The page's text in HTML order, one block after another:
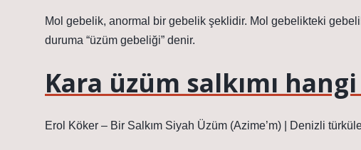
Mol gebelik, anormal bir gebelik şeklidir. Mol gebelikteki
duruma “üzüm gebeliği” denir.
Kara üzüm salkımı
Erol Köker – Bir Salkım Siyah Üzüm (Azime’m) | Denizli